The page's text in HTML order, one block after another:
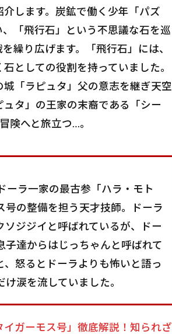
します。炭鉱で働く少年「パズ
「飛行石」という不思議な石を巡
繰り広げます。「飛行石」には、
としての役割を持っていました。
「ラピュタ」父の意志を継ぎ天空
タ」の王家の末裔である「シー
険へと旅立つ…。
ーラ一家の最古参「ハラ・モト
号の整備を担う天才技師。ドーラ
ジジイと呼ばれているが、ドー
子達からはじっちゃんと呼ばれて
怒るとドーラよりも怖いと語っ
涙を流していました。
ガーモス号」徹底解説！知られざ